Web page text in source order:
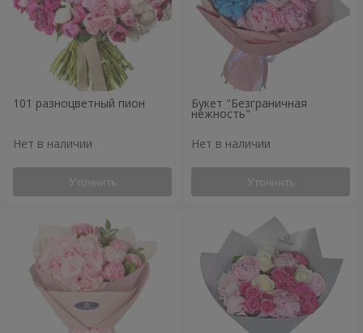
101 разноцветный пион
Нет в наличии
Уточнить
Букет "Безграничная
нежность"
Нет в наличии
Уточнить